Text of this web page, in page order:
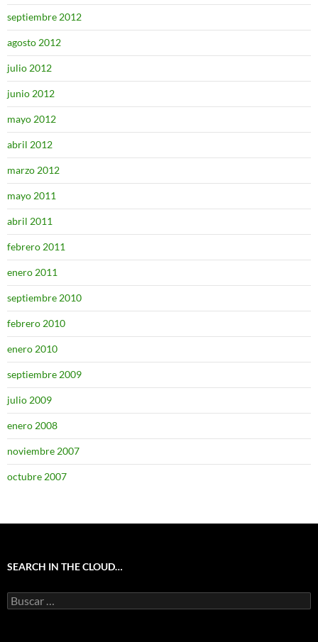
septiembre 2012
agosto 2012
julio 2012
junio 2012
mayo 2012
abril 2012
marzo 2012
mayo 2011
abril 2011
febrero 2011
enero 2011
septiembre 2010
febrero 2010
enero 2010
septiembre 2009
julio 2009
enero 2008
noviembre 2007
octubre 2007
SEARCH IN THE CLOUD…
Buscar: